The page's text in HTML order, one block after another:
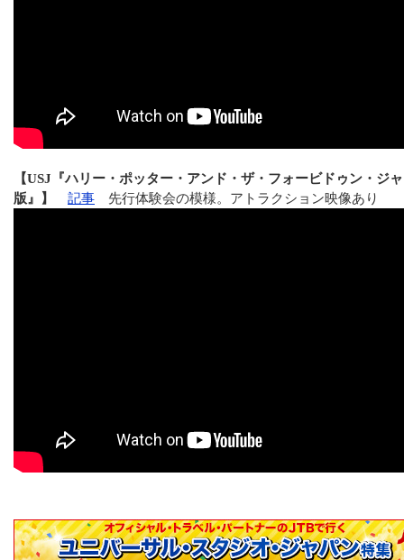
【USJ『ハリー・ポッター・アンド・ザ・フォービドゥン・ジ
版』】
記事 先行体験会の模様。アトラクション映像あり